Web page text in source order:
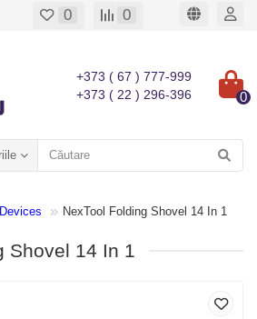
0 0
+373 ( 67 ) 777-999
+373 ( 22 ) 296-396
0
NexTool Folding Shovel 14 In 1
Shovel 14 In 1